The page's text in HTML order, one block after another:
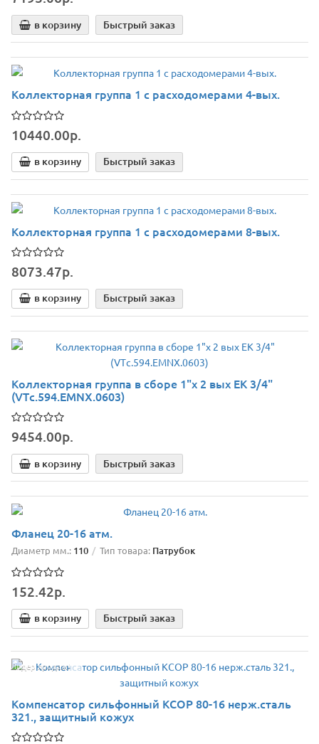
в корзину Быстрый заказ
Коллекторная группа 1 с расходомерами 4-вых.
10440.00р.
в корзину Быстрый заказ
Коллекторная группа 1 с расходомерами 8-вых.
8073.47р.
в корзину Быстрый заказ
Коллекторная группа в сборе 1"х 2 вых ЕК 3/4"
(VTс.594.ЕMNX.0603)
9454.00р.
в корзину Быстрый заказ
Фланец 20-16 атм.
Диаметр мм.: 110 Тип товара: Патрубок
152.42р.
в корзину Быстрый заказ
Лидер продаж!
Компенсатор сильфонный КСОР 80-16 нерж.сталь
321., защитный кожух